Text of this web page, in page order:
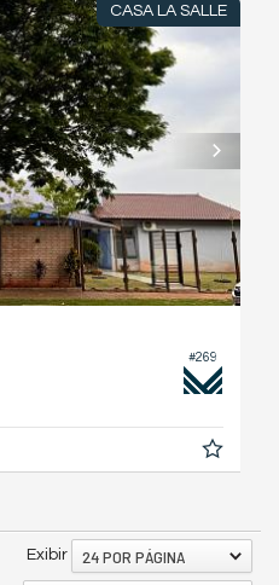
CASA LA SALLE
#269
Exibir 24 POR PÁGINA